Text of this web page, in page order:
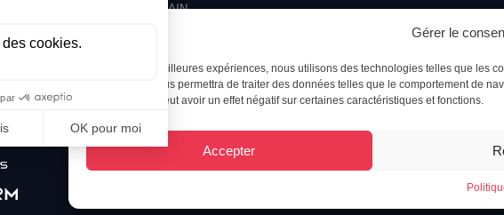
Gérer le
Pour offrir les meilleures expériences, nous utilisons des technologies telles que les
technologies nous permettra de traiter des données telles que le comportement de
consentement peut avoir un effet négatif sur certaines caractéristiques et fonctions.
Accepter
MANAGEMENT TERRAIN